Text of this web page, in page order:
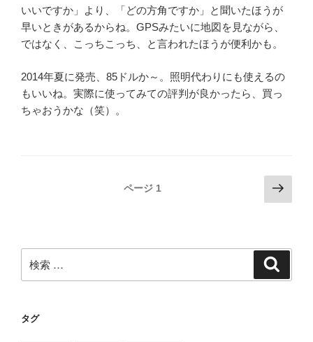
いいですか」より、「どの方角ですか」と聞いたほうが
早いときがあるからね。GPSみたいに地図を見ながら、
ではなく、こっちこっち、と言われたほうが便利かも。
2014年夏に発売、85ドルか～。照明代わりにも使えるの
もいいね。実際に使ってみての評判が良かったら、買っ
ちゃおうかな（笑）。
ゲ
ー
ョ
ページ 1
次
の
ジ
索:
タグ